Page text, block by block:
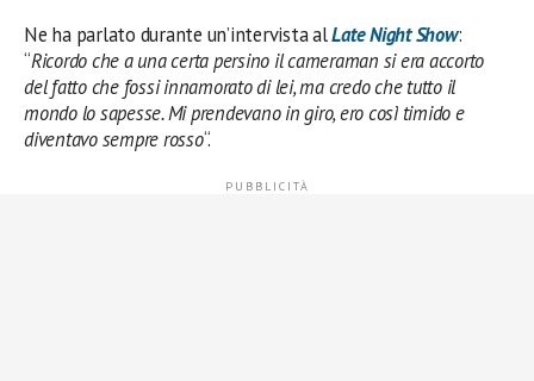
Ne ha parlato durante un’intervista alLate Night Show:
“Ricordo che a una certa persino il cameraman si era accorto
del fatto che fossi innamorato di lei, ma credo che tutto il
mondo lo sapesse. Mi prendevano in giro, ero così timido e
diventavo sempre rosso“.